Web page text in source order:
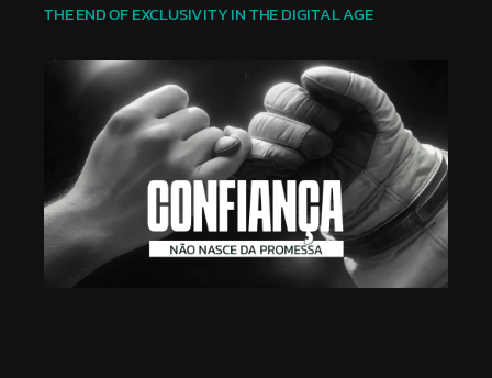
THE END OF EXCLUSIVITY IN THE DIGITAL AGE